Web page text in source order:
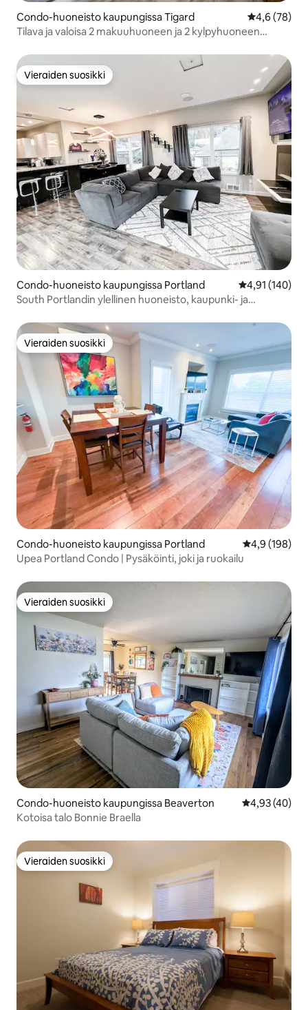
Condo-huoneisto kaupungissa Tigard
4,6 (78)
Tilava ja valoisa 2 makuuhuoneen ja 2 kylpyhuoneen
Vieraiden suosikki
Vieraiden suosikki
Condo-huoneisto kaupungissa Portland
4,91 (140)
South Portlandin ylellinen huoneisto, kaupunki- ja
Vieraiden suosikki
Vieraiden suosikki
Condo-huoneisto kaupungissa Portland
4,9 (198)
Upea Portland Condo | Pysäköinti, joki ja ruokailu
Vieraiden suosikki
Vieraiden suosikki
Condo-huoneisto kaupungissa Beaverton
4,93 (40)
Kotoisa talo Bonnie Braella
Vieraiden suosikki
Vieraiden suosikki